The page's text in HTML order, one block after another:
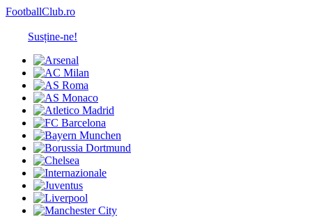
FootballClub.ro
Susține-ne!